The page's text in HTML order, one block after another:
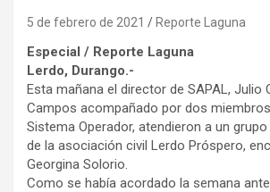
5 de febrero de 2021 Reporte Laguna
Especial / Reporte Laguna
Lerdo, Durango.-
Esta mañana el director de SAPAL, Julio
Campos acompañado por dos
Sistema Operador, atendieron a un
de la asociación civil Lerdo Próspero,
Georgina Solorio.
Como se había acordado la semana